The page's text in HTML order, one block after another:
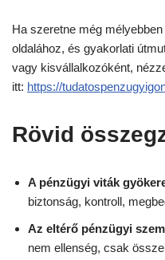
Ha szeretne még
oldalához, és gyakorlati
vagy kisvállalkozóként,
itt: https://
Rövid
A pénzügyi viták
biztonság, kontroll,
Az eltérő pénzügyi
nem ellenség, csak